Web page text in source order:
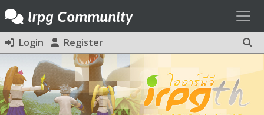
irpg Community
Login Register